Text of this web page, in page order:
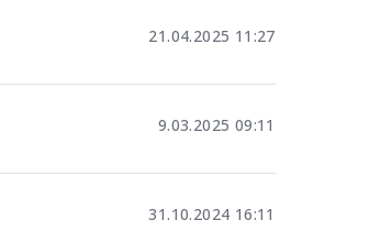
21.04.2025 11:27
9.03.2025 09:11
31.10.2024 16:11